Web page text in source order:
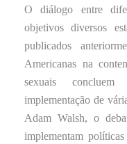
O diálogo entre
objetivos diversos
publicados
Americanas na
sexuais
implementação de
Adam Walsh, o
implementam